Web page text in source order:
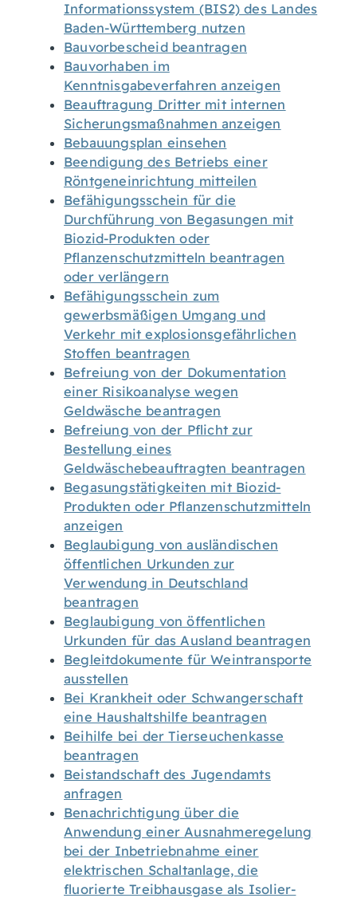
Informationssystem (BIS2) des Landes
Baden-Württemberg nutzen
Bauvorbescheid beantragen
Bauvorhaben im
Kenntnisgabeverfahren anzeigen
Beauftragung Dritter mit internen
Sicherungsmaßnahmen anzeigen
Bebauungsplan einsehen
Beendigung des Betriebs einer
Röntgeneinrichtung mitteilen
Befähigungsschein für die
Durchführung von Begasungen mit
Biozid-Produkten oder
Pflanzenschutzmitteln beantragen
oder verlängern
Befähigungsschein zum
gewerbsmäßigen Umgang und
Verkehr mit explosionsgefährlichen
Stoffen beantragen
Befreiung von der Dokumentation
einer Risikoanalyse wegen
Geldwäsche beantragen
Befreiung von der Pflicht zur
Bestellung eines
Geldwäschebeauftragten beantragen
Begasungstätigkeiten mit Biozid-
Produkten oder Pflanzenschutzmitteln
anzeigen
Beglaubigung von ausländischen
öffentlichen Urkunden zur
Verwendung in Deutschland
beantragen
Beglaubigung von öffentlichen
Urkunden für das Ausland beantragen
Begleitdokumente für Weintransporte
ausstellen
Bei Krankheit oder Schwangerschaft
eine Haushaltshilfe beantragen
Beihilfe bei der Tierseuchenkasse
beantragen
Beistandschaft des Jugendamts
anfragen
Benachrichtigung über die
Anwendung einer Ausnahmeregelung
bei der Inbetriebnahme einer
elektrischen Schaltanlage, die
fluorierte Treibhausgase als Isolier-